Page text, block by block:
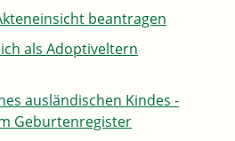
beantragen
als Adoptiveltern
ausländischen Kindes -
Geburtenregister